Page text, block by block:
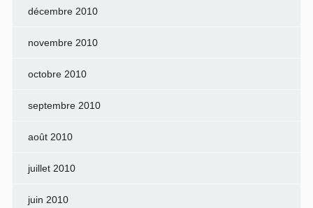
décembre 2010
novembre 2010
octobre 2010
septembre 2010
août 2010
juillet 2010
juin 2010